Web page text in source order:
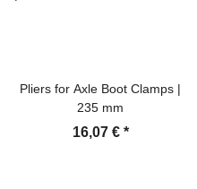
Pliers for Axle Boot Clamps |
235 mm
16,07 € *